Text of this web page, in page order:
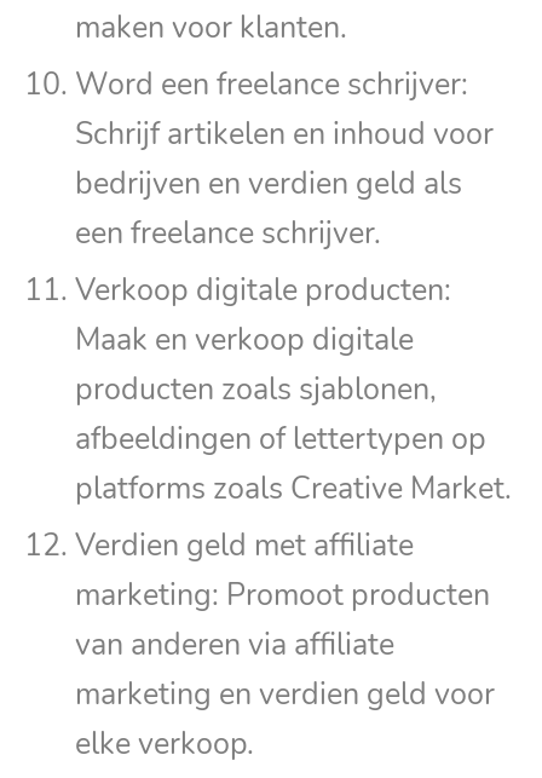
maken voor klanten.
Word een freelance schrijver:
Schrijf artikelen en inhoud voor
bedrijven en verdien geld als
een freelance schrijver.
Verkoop digitale producten:
Maak en verkoop digitale
producten zoals sjablonen,
afbeeldingen of lettertypen op
platforms zoals Creative Market.
Verdien geld met affiliate
marketing: Promoot producten
van anderen via affiliate
marketing en verdien geld voor
elke verkoop.